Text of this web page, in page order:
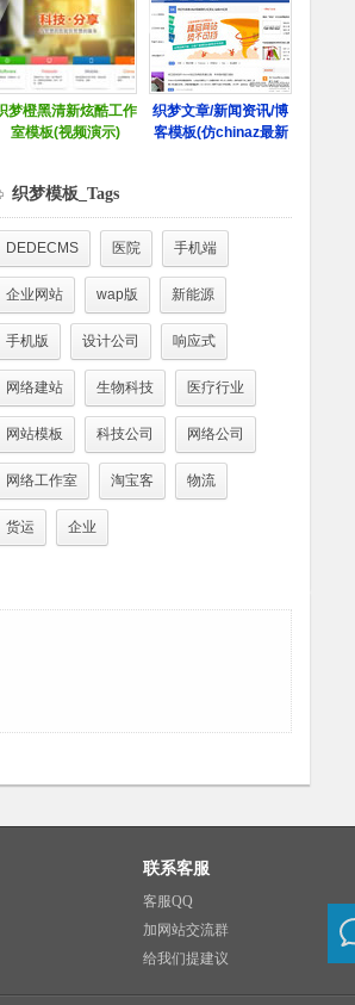
织梦模板_Tags
DEDECMS 医院 手机端
企业网站 wap版 新能源
手机版 设计公司 响应式
网络建站 生物科技 医疗行业
网站模板 科技公司 网络公司
网络工作室 淘宝客 物流
货运 企业
联系客服
客服QQ
加网站交流群
给我们提建议